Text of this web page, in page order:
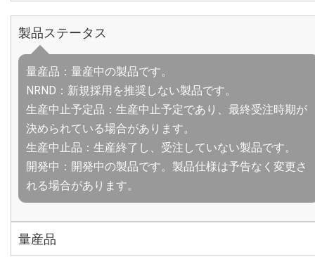
製品ステータス
量産品：量産中の製品です。
NRND：新規採用を推奨しない製品です。
生産中止予定品：生産中止予定であり、最終受注時期が
決められている場合があります。
生産中止品：生産終了し、受注していない製品です。
開発中：開発中の製品です。製品仕様は予告なく変更さ
れる場合があります。
量産品